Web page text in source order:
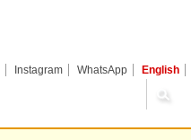
Instagram WhatsApp English